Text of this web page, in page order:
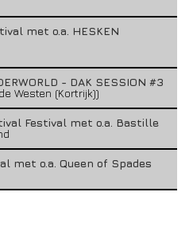
met o.a. HESKEN
- DAK SESSION #3
Westen (Kortrijk))
Festival met o.a. Bastille
met o.a. Queen of Spades